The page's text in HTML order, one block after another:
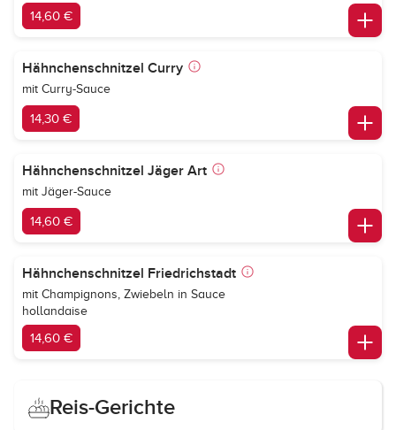
14,60 €
Hähnchenschnitzel Curry
mit Curry-Sauce
14,30 €
Hähnchenschnitzel Jäger Art
mit Jäger-Sauce
14,60 €
Hähnchenschnitzel Friedrichstadt
mit Champignons, Zwiebeln in Sauce
hollandaise
14,60 €
Reis-Gerichte